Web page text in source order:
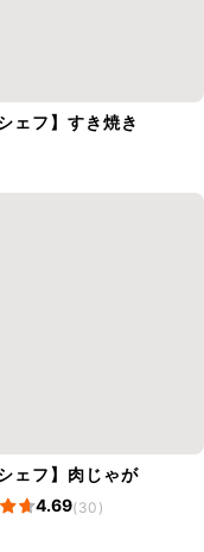
ェフ】すき焼き
ェフ】肉じゃが
4.69(30)